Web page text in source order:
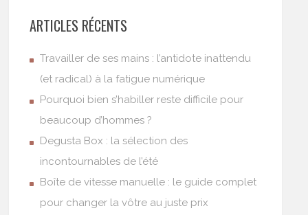
ARTICLES RÉCENTS
Travailler de ses mains : l’antidote inattendu
(et radical) à la fatigue numérique
Pourquoi bien s’habiller reste difficile pour
beaucoup d’hommes ?
Degusta Box : la sélection des
incontournables de l’été
Boîte de vitesse manuelle : le guide complet
pour changer la vôtre au juste prix